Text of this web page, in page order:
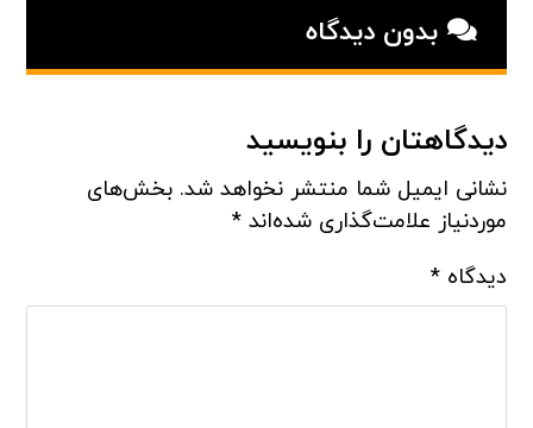
بدون دیدگاه
دیدگاهتان را بنویسید
نشانی ایمیل شما منتشر نخواهد شد. بخش‌های
موردنیاز علامت‌گذاری شده‌اند*
دیدگاه*